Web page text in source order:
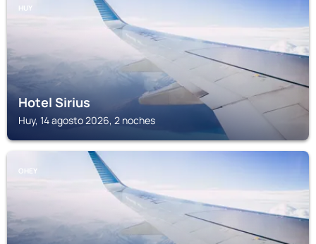
HUY
Hotel Sirius
Huy, 14 agosto 2026, 2 noches
OHEY